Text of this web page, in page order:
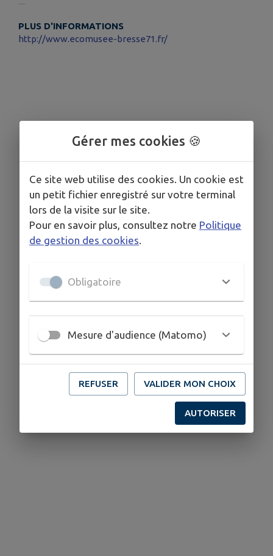
PLUS D'INFORMATIONS
http://www.ecomusee-bresse71.fr/
Gérer mes cookies 🍪
Ce site web utilise des cookies. Un cookie est
un petit fichier enregistré sur votre terminal
lors de la visite sur le site.
Pour en savoir plus, consultez notre Politique
de gestion des cookies
Obligatoire
Mesure d'audience (Matomo)
REFUSER VALIDER MON CHOIX
AUTORISER